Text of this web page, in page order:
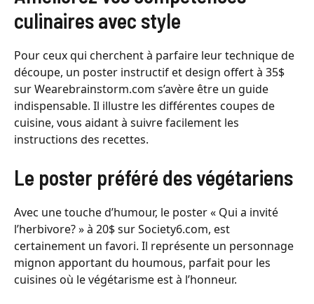
culinaires avec style
Pour ceux qui cherchent à parfaire leur technique de
découpe, un poster instructif et design offert à 35$
sur Wearebrainstorm.com s’avère être un guide
indispensable. Il illustre les différentes coupes de
cuisine, vous aidant à suivre facilement les
instructions des recettes.
Le poster préféré des végétariens
Avec une touche d’humour, le poster « Qui a invité
l’herbivore? » à 20$ sur Society6.com, est
certainement un favori. Il représente un personnage
mignon apportant du houmous, parfait pour les
cuisines où le végétarisme est à l’honneur.